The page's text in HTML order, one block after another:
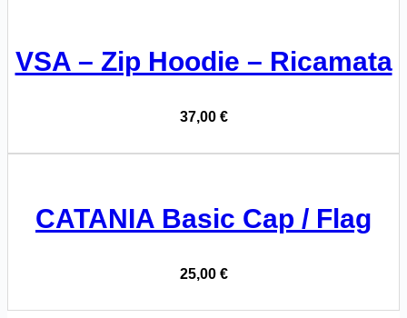
VSA – Zip Hoodie – Ricamata
37,00 €
CATANIA Basic Cap / Flag
25,00 €